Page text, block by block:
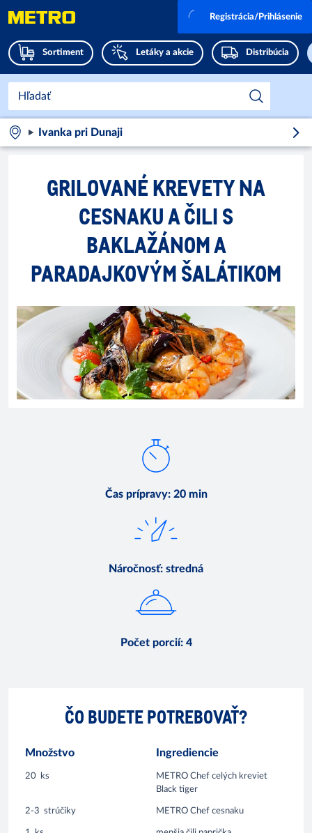
Sortiment Letáky a akcie Distribúcia
Registrácia/Prihlásenie
Ivanka pri Dunaji
GRILOVANÉ KREVETY NA
CESNAKU A ČILI S
BAKLAŽÁNOM A
PARADAJKOVÝM ŠALÁTIKOM
Čas prípravy: 20 min
Náročnosť: stredná
Počet porcií: 4
ČO BUDETE POTREBOVAŤ?
Množstvo Ingrediencie
20 ks
METRO Chef celých kreviet
Black tiger
2-3 strúčiky METRO Chef cesnaku